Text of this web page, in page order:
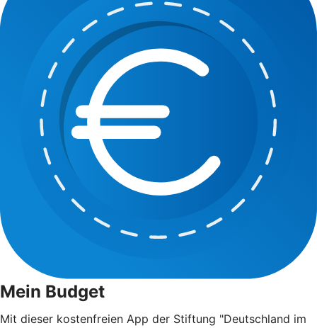
Mein Budget
Mit dieser kostenfreien App der Stiftung "Deutschland im